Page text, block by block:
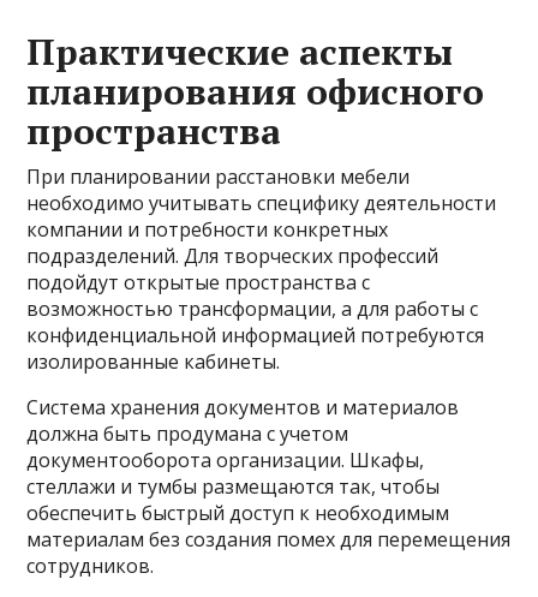
Практические аспекты
планирования офисного
пространства
При планировании расстановки мебели
необходимо учитывать специфику деятельности
компании и потребности конкретных
подразделений. Для творческих профессий
подойдут открытые пространства с
возможностью трансформации, а для работы с
конфиденциальной информацией потребуются
изолированные кабинеты.
Система хранения документов и материалов
должна быть продумана с учетом
документооборота организации. Шкафы,
стеллажи и тумбы размещаются так, чтобы
обеспечить быстрый доступ к необходимым
материалам без создания помех для перемещения
сотрудников.